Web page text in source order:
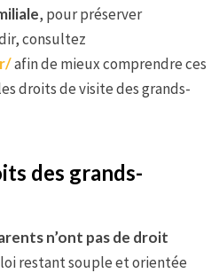
, pour préserver
consultez
afin de mieux comprendre ces
droits de visite des grands-
des grands-
n’ont pas de droit
restant souple et orientée